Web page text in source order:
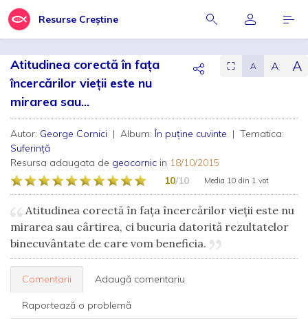
Resurse Creștine
Atitudinea corectă în fața
încercărilor vieții este nu
mirarea sau...
⛶ A A A
Autor: George Cornici | Album:În puține cuvinte | Tematica:
Suferință
Resursa adaugata de geocornic in 18/10/2015
10/10 Media 10 din 1 vot
Atitudinea corectă în fața încercărilor vieții este nu
mirarea sau cârtirea, ci bucuria datorită rezultatelor
binecuvântate de care vom beneficia.
Comentarii Adaugă comentariu
Raportează o problemă